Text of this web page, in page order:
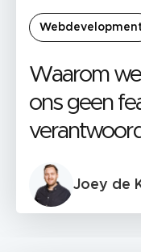
Waarom
ons geen
Joey de